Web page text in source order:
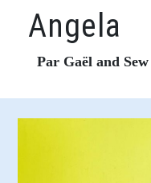
Angela
Par Gaël and Sew